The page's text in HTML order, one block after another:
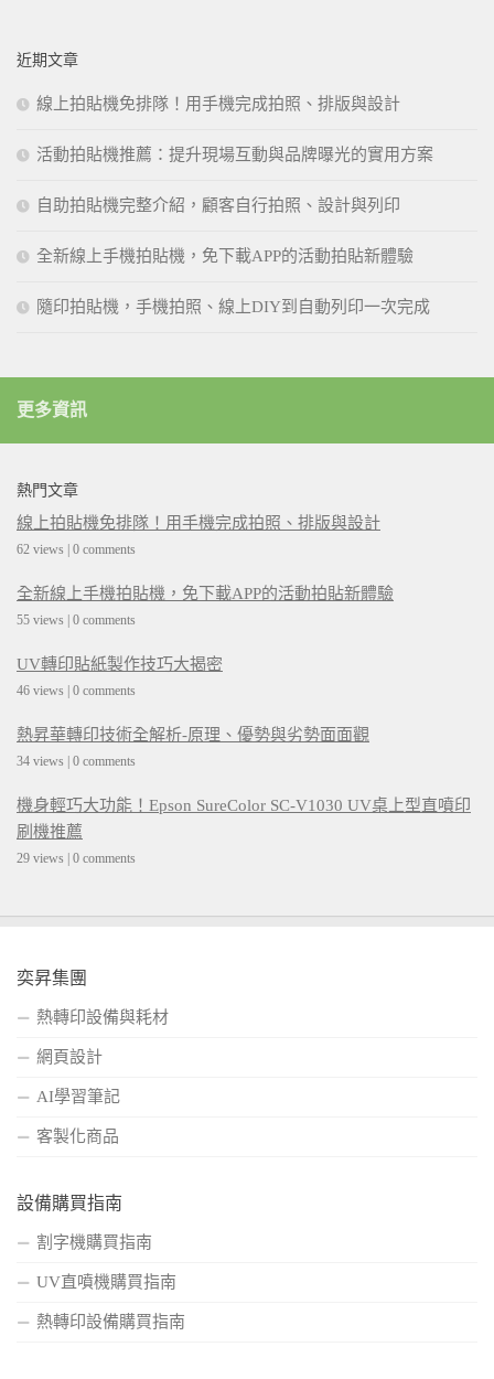
近期文章
線上拍貼機免排隊！用手機完成拍照、排版與設計
活動拍貼機推薦：提升現場互動與品牌曝光的實用方案
自助拍貼機完整介紹，顧客自行拍照、設計與列印
全新線上手機拍貼機，免下載APP的活動拍貼新體驗
隨印拍貼機，手機拍照、線上DIY到自動列印一次完成
更多資訊
熱門文章
線上拍貼機免排隊！用手機完成拍照、排版與設計
62 views | 0 comments
全新線上手機拍貼機，免下載APP的活動拍貼新體驗
55 views | 0 comments
UV轉印貼紙製作技巧大揭密
46 views | 0 comments
熱昇華轉印技術全解析-原理、優勢與劣勢面面觀
34 views | 0 comments
機身輕巧大功能！Epson SureColor SC-V1030 UV桌上型直噴印
刷機推薦
29 views | 0 comments
奕昇集團
熱轉印設備與耗材
網頁設計
AI學習筆記
客製化商品
設備購買指南
割字機購買指南
UV直噴機購買指南
熱轉印設備購買指南